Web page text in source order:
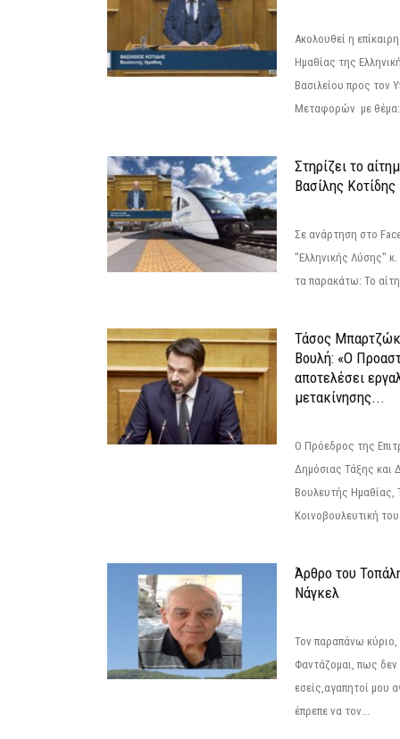
Ακολουθεί η
Ημαθίας της
Βασιλείου προς τον
Μεταφορών με θέμα:
Στηρίζει το
Βασίλης Κοτίδης
Σε ανάρτηση στο
"Ελληνικής Λύσης"
τα παρακάτω: Το
Τάσος
Βουλή: «Ο
αποτελέσει
μετακίνησης...
Ο Πρόεδρος της
Δημόσιας Τάξης και
Βουλευτής
Κοινοβουλευτική
Άρθρο του
Νάγκελ
Τον παραπάνω
Φαντάζομαι, πως δεν
εσείς,αγαπητοί μου
έπρεπε να τον...